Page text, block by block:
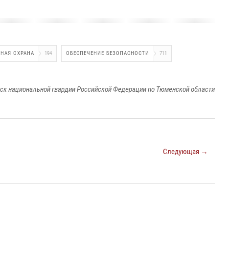
ОХРАНА 194 ОБЕСПЕЧЕНИЕ БЕЗОПАСНОСТИ 711
национальной гвардии Российской Федерации по Тюменской области
Следующая →